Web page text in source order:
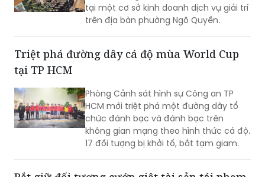
tại một cơ sở kinh doanh dịch vụ giải trí
trên địa bàn phường Ngô Quyền.
Triệt phá đường dây cá độ mùa World Cup
tại TP HCM
Phòng Cảnh sát hình sự Công an TP
HCM mới triệt phá một đường dây tổ
chức đánh bạc và đánh bạc trên
không gian mạng theo hình thức cá độ.
17 đối tượng bị khởi tố, bắt tạm giam.